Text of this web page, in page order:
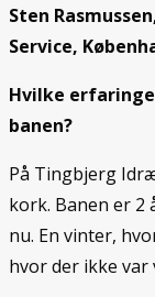
Sten
Service,
Hvilke
banen?
På Tingbjerg
kork. Banen er 2
nu. En vinter,
hvor der ikke var